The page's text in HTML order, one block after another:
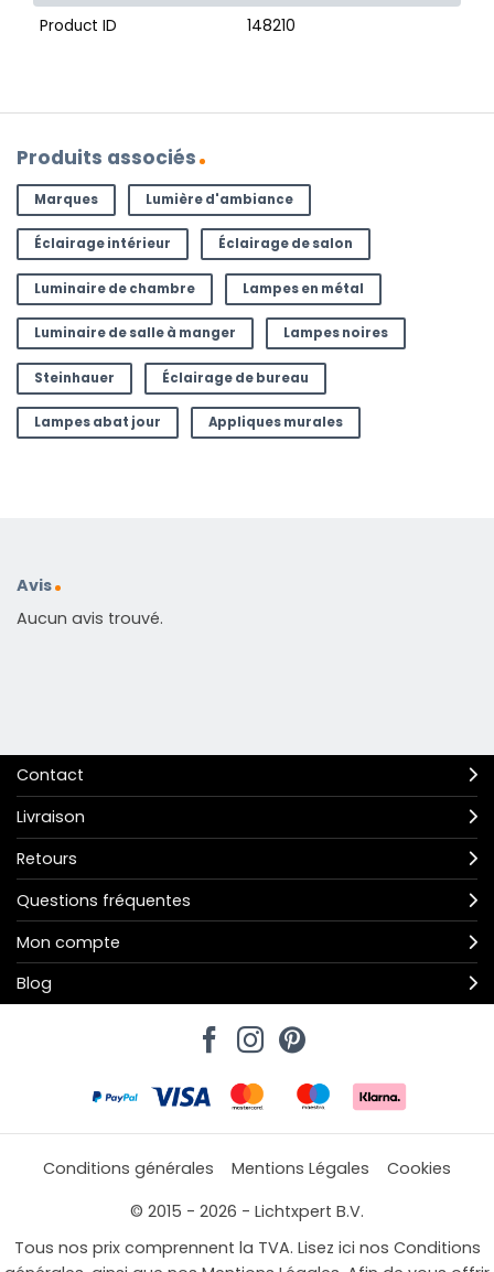
Product ID
148210
Produits associés
Marques Lumière d'ambiance
Éclairage intérieur Éclairage de salon
Luminaire de chambre Lampes en métal
Luminaire de salle à manger Lampes noires
Steinhauer Éclairage de bureau
Lampes abat jour Appliques murales
Avis
Aucun avis trouvé.
Contact
Livraison
Retours
Questions fréquentes
Mon compte
Blog
Conditions générales Mentions Légales
Cookies
© 2015 - 2026 - Lichtxpert B.V.
Tous nos prix comprennent la TVA. Lisez ici nos Conditions